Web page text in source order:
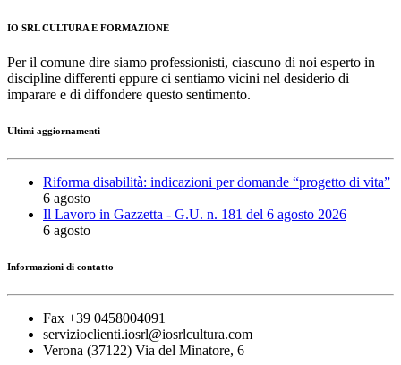
IO SRL CULTURA E FORMAZIONE
Per il comune dire siamo professionisti, ciascuno di noi esperto in
discipline differenti eppure ci sentiamo vicini nel desiderio di
imparare e di diffondere questo sentimento.
Ultimi aggiornamenti
Riforma disabilità: indicazioni per domande “progetto di vita”
6 agosto
Il Lavoro in Gazzetta - G.U. n. 181 del 6 agosto 2026
6 agosto
Informazioni di contatto
Fax +39 0458004091
servizioclienti.iosrl@iosrlcultura.com
Verona (37122) Via del Minatore, 6